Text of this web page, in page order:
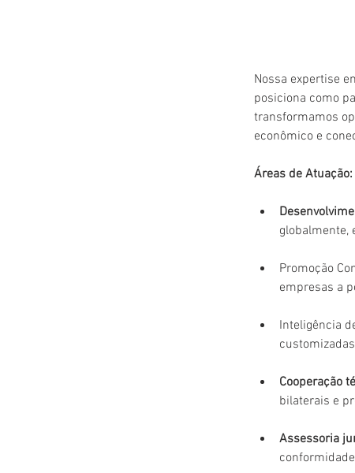
Nossa expertise
posiciona como
transformamos
econômico e
Áreas de Atuação:
globalmente,
Promoção
empresas a
Inteligência
Cooperação
bilaterais e
Assessoria